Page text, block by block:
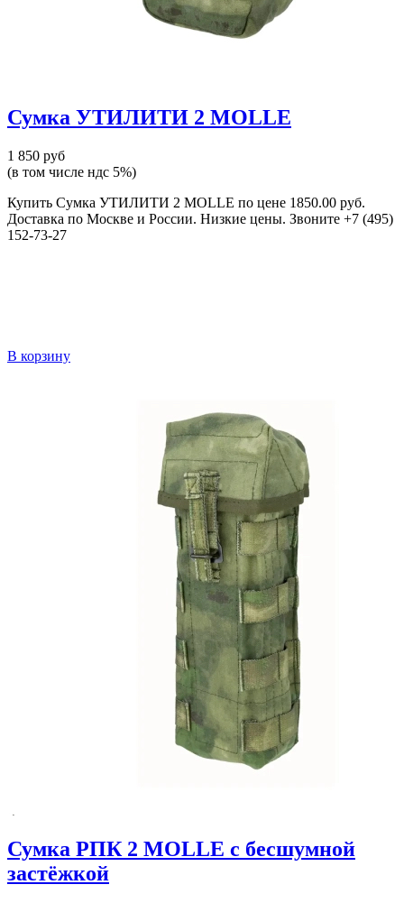
Сумка УТИЛИТИ 2 MOLLE
1 850 руб
(в том числе ндс 5%)
Купить Сумка УТИЛИТИ 2 MOLLE по цене 1850.00 руб.
Доставка по Москве и России. Низкие цены. Звоните +7 (495)
152-73-27
В корзину
Сумка РПК 2 MOLLE с бесшумной
застёжкой